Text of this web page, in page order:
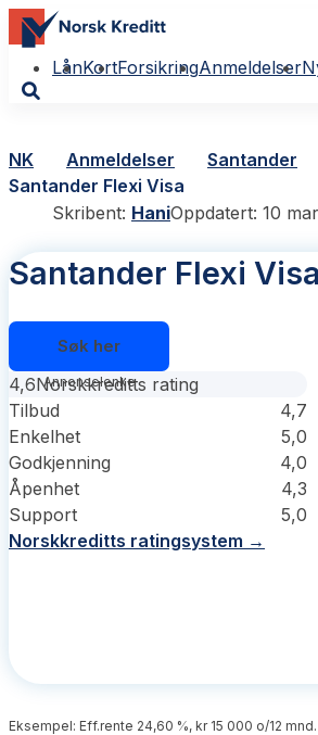
LånKortForsikringAnmeldelser
NK Anmeldelser Santander
Santander Flexi Visa
Skribent: HaniOppdatert: 10
Santander Flexi Visa
Søk her
4,6Norskkreditts rating
Tilbud
4,7
Enkelhet
5,0
Godkjenning
4,0
Åpenhet
4,3
Support
5,0
Norskkreditts ratingsystem →
Eksempel: Eff.rente 24,60 %, kr 15 000 o/12